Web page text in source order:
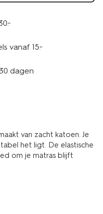
vanaf 15.-
dagen
van zacht katoen. Je
het ligt. De elastische
om je matras blijft